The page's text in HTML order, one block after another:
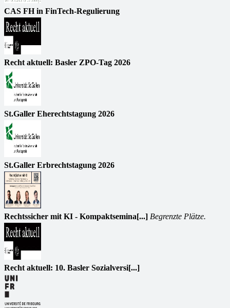
CAS FH in FinTech-Regulierung
Recht aktuell: Basler ZPO-Tag 2026
St.Galler Eherechtstagung 2026
St.Galler Erbrechtstagung 2026
Rechtssicher mit KI - Kompaktsemina[...] Begrenzte Plätze.
Recht aktuell: 10. Basler Sozialversi[...]